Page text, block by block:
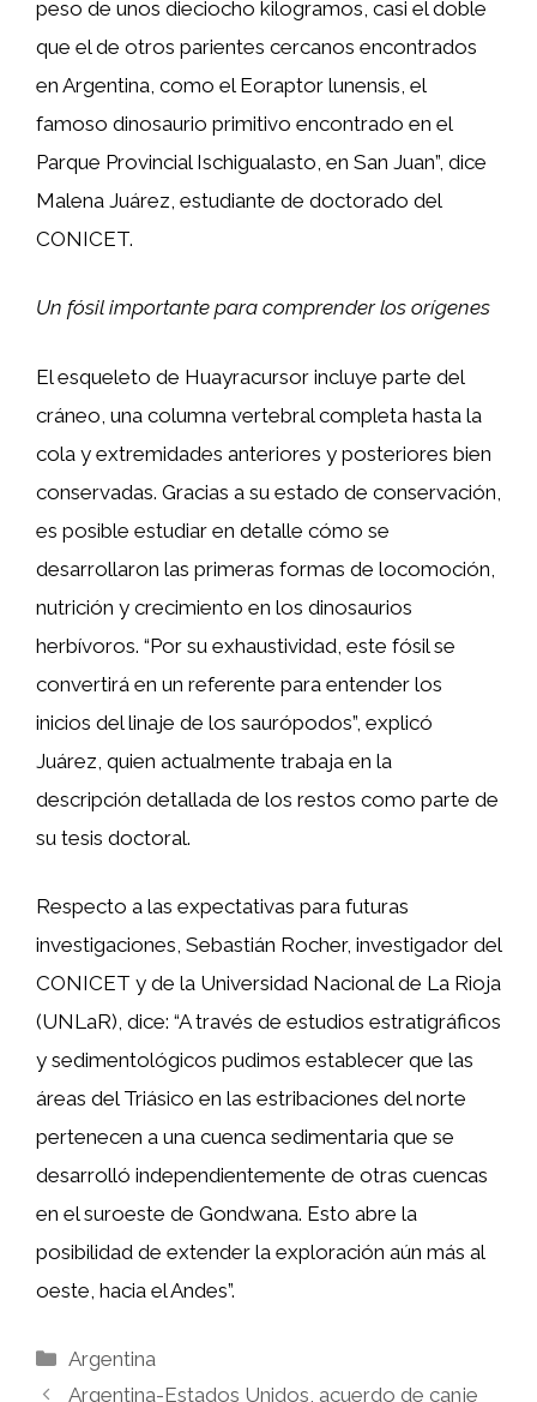
peso de unos dieciocho kilogramos, casi el doble
que el de otros parientes cercanos encontrados
en Argentina, como el Eoraptor lunensis, el
famoso dinosaurio primitivo encontrado en el
Parque Provincial Ischigualasto, en San Juan”, dice
Malena Juárez, estudiante de doctorado del
CONICET.
Un fósil importante para comprender los orígenes
El esqueleto de Huayracursor incluye parte del
cráneo, una columna vertebral completa hasta la
cola y extremidades anteriores y posteriores bien
conservadas. Gracias a su estado de conservación,
es posible estudiar en detalle cómo se
desarrollaron las primeras formas de locomoción,
nutrición y crecimiento en los dinosaurios
herbívoros. “Por su exhaustividad, este fósil se
convertirá en un referente para entender los
inicios del linaje de los saurópodos”, explicó
Juárez, quien actualmente trabaja en la
descripción detallada de los restos como parte de
su tesis doctoral.
Respecto a las expectativas para futuras
investigaciones, Sebastián Rocher, investigador del
CONICET y de la Universidad Nacional de La Rioja
(UNLaR), dice: “A través de estudios estratigráficos
y sedimentológicos pudimos establecer que las
áreas del Triásico en las estribaciones del norte
pertenecen a una cuenca sedimentaria que se
desarrolló independientemente de otras cuencas
en el suroeste de Gondwana. Esto abre la
posibilidad de extender la exploración aún más al
oeste, hacia el Andes”.
Categorías
Argentina
Argentina-Estados Unidos, acuerdo de canje